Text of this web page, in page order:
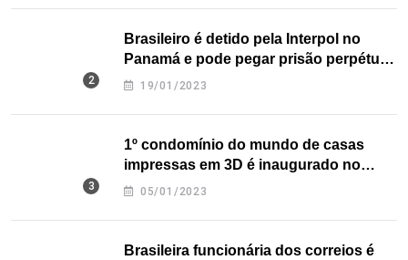
Brasileiro é detido pela Interpol no
Panamá e pode pegar prisão perpétua
nos EUA
19/01/2023
1º condomínio do mundo de casas
impressas em 3D é inaugurado no
Texas
05/01/2023
Brasileira funcionária dos correios é